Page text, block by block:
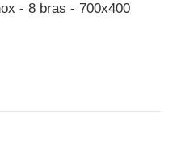
- 8 bras - 700x400